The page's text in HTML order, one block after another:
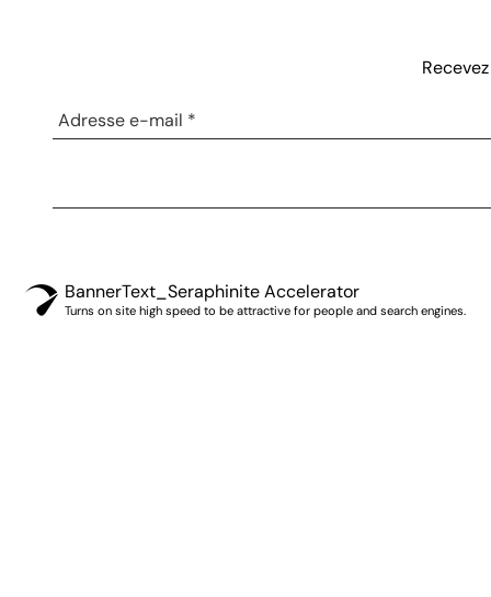
BannerText_Seraphinite Accelerator
Turns on site high speed to be attractive for people and search engines.